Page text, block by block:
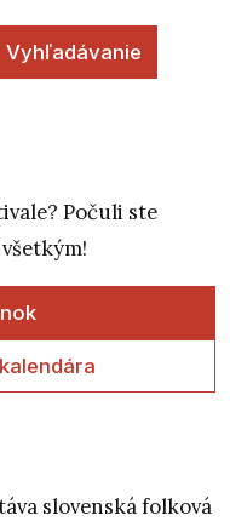
Počuli ste
slovenská folková